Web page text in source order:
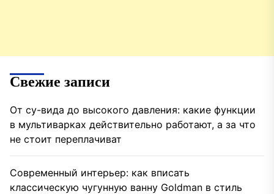
Свежие записи
От су-вида до высокого давления: какие функции
в мультиварках действительно работают, а за что
не стоит переплачиват
Современный интерьер: как вписать
классическую чугунную ванну Goldman в стиль